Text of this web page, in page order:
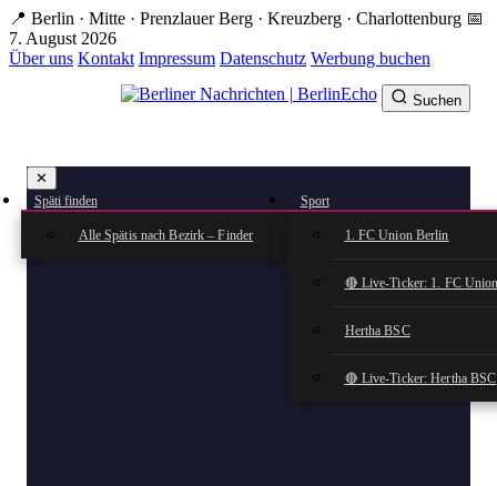
Zum
Hauptinhalt
springen
📍 Berlin · Mitte · Prenzlauer Berg · Kreuzberg · Charlottenburg 📅
7. August 2026
Über uns Kontakt Impressum Datenschutz Werbung buchen
✕
Späti finden
Alle Spätis nach Bezirk – Finder
Sport
1. FC Union Berlin
🔴 Live-Ticker: 1. FC
Hertha BSC
🔴 Live-Ticker: Hertha BSC
Suchen